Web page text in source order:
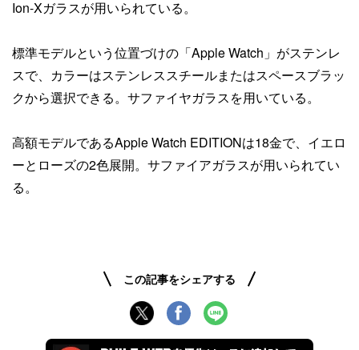
Ion-Xガラスが用いられている。
標準モデルという位置づけの「Apple Watch」がステンレ
スで、カラーはステンレススチールまたはスペースブラッ
クから選択できる。サファイヤガラスを用いている。
高額モデルであるApple Watch EDITIONは18金で、イエロ
ーとローズの2色展開。サファイアガラスが用いられてい
る。
この記事をシェアする